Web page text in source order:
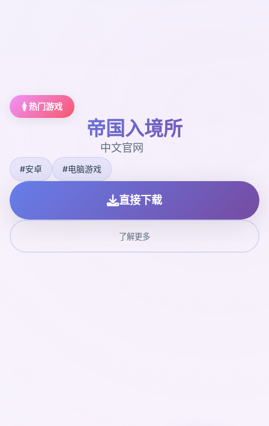
🚺 热门游戏
帝国入境所
中文官网
#安卓 #电脑游戏
直接下载
了解更多